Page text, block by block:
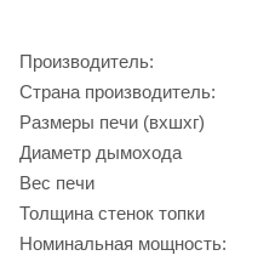
Производитель:
Страна производитель:
Размеры печи (вхшхг)
Диаметр дымохода
Вес печи
Толщина стенок топки
Номинальная мощность: